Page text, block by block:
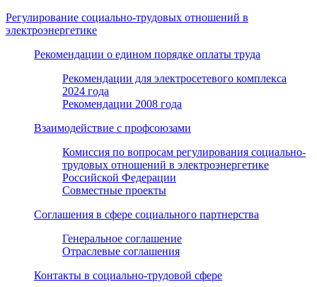
Регулирование социально-трудовых отношений в
электроэнергетике
Рекомендации о едином порядке оплаты труда
Рекомендации для электросетевого комплекса
2024 года
Рекомендации 2008 года
Взаимодействие с профсоюзами
Комиссия по вопросам регулирования социально-
трудовых отношений в электроэнергетике
Российской Федерации
Совместные проекты
Соглашения в сфере социального партнерства
Генеральное соглашение
Отраслевые соглашения
Контакты в социально-трудовой сфере